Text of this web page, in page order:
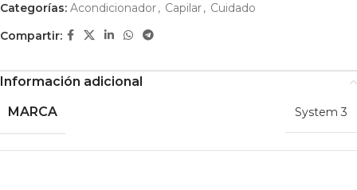
Categorías: Acondicionador, Capilar, Cuidado
Compartir:
Información adicional
MARCA
System 3